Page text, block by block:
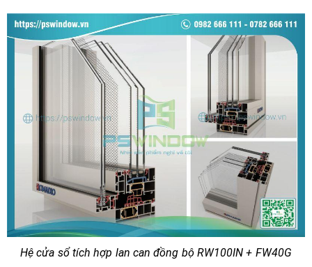
Hệ cửa sổ tích hợp lan can đồng bộ RW100IN + FW40G